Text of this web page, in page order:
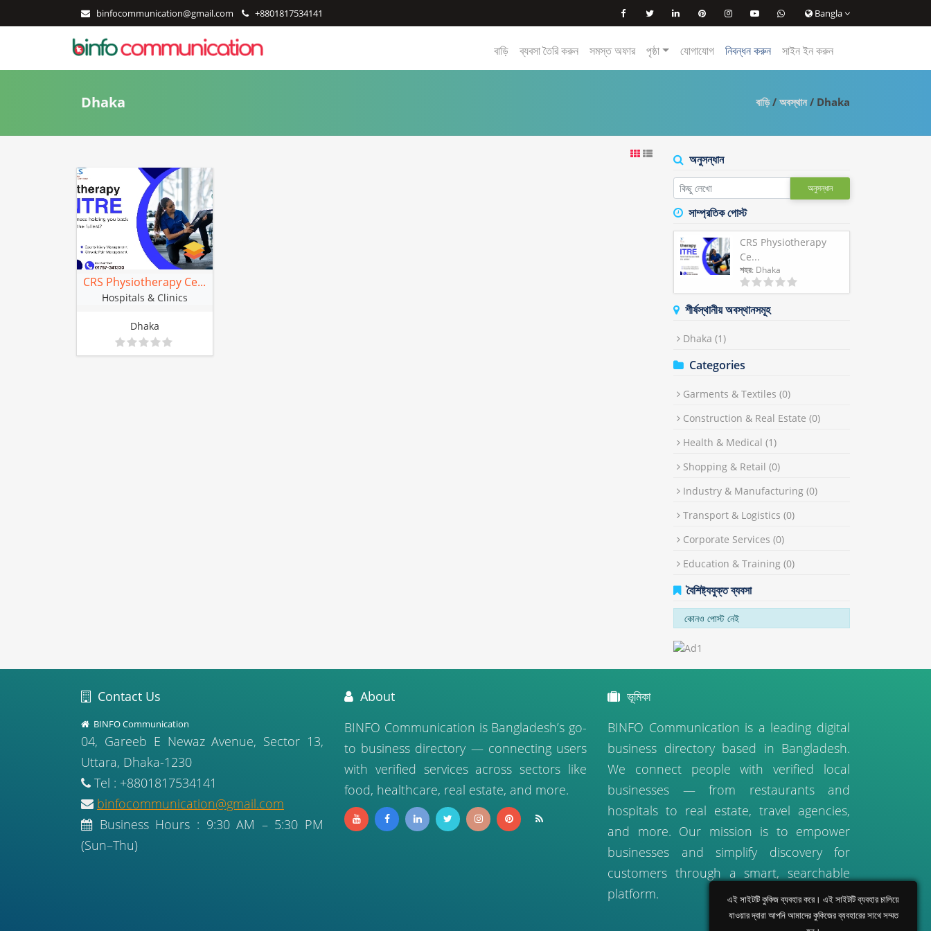
binfocommunication@gmail.com +8801817534141 Bangla
বাড়ি ব্যবসা তৈরি করুন সমস্ত অফার পৃষ্ঠা যোগাযোগ নিবন্ধন করুন সাইন ইন করুন
Dhaka বাড়ি/ অবস্থান/ Dhaka
CRS Physiotherapy Ce...
Hospitals & Clinics
Dhaka
অনুসন্ধান
অনুসন্ধান
সাম্প্রতিক পোস্ট
CRS Physiotherapy
Ce...
শহর: Dhaka
শীর্ষস্থানীয় অবস্থানসমূহ
Dhaka (1)
Categories
Garments & Textiles
(0)
Construction & Real Estate
(0)
Health & Medical
(1)
Shopping & Retail
(0)
Industry & Manufacturing
(0)
Transport & Logistics
(0)
Corporate Services
(0)
Education & Training
(0)
বৈশিষ্ট্যযুক্ত ব্যবসা
কোনও পোস্ট নেই
Contact Us
BINFO Communication
04, Gareeb E Newaz Avenue, Sector 13,
Uttara, Dhaka-1230
Tel : +8801817534141
binfocommunication@gmail.com
Business Hours : 9:30 AM – 5:30 PM
(Sun–Thu)
About
BINFO Communication is Bangladesh’s go-
to business directory — connecting users
with verified services across sectors like
food, healthcare, real estate, and more.
ভূমিকা
BINFO Communication is a leading digital
business directory based in Bangladesh.
We connect people with verified local
businesses — from restaurants and
hospitals to real estate, travel agencies,
and more. Our mission is to empower
businesses and simplify discovery for
customers through a smart, searchable
platform.
এই সাইটটি কুকিজ ব্যবহার করে। এই সাইটটি ব্যবহার চালিয়ে
যাওয়ার দ্বারা আপনি আমাদের কুকিজের ব্যবহারের সাথে সম্মত